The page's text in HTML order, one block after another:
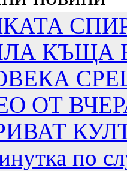
КЪЩА
ОТ
по